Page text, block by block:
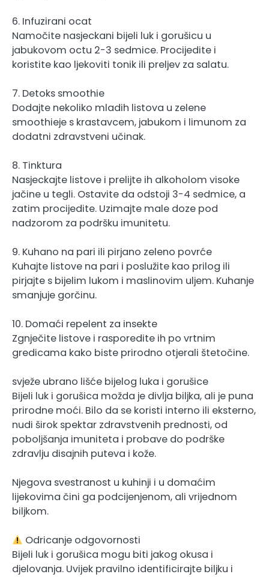
6. Infuzirani ocat
Namočite nasjeckani bijeli luk i gorušicu u
jabukovom octu 2-3 sedmice. Procijedite i
koristite kao ljekoviti tonik ili preljev za salatu.
7. Detoks smoothie
Dodajte nekoliko mladih listova u zelene
smoothieje s krastavcem, jabukom i limunom za
dodatni zdravstveni učinak.
8. Tinktura
Nasjeckajte listove i prelijte ih alkoholom visoke
jačine u tegli. Ostavite da odstoji 3-4 sedmice, a
zatim procijedite. Uzimajte male doze pod
nadzorom za podršku imunitetu.
9. Kuhano na pari ili pirjano zeleno povrće
Kuhajte listove na pari i poslužite kao prilog ili
pirjajte s bijelim lukom i maslinovim uljem. Kuhanje
smanjuje gorčinu.
10. Domaći repelent za insekte
Zgnječite listove i rasporedite ih po vrtnim
gredicama kako biste prirodno otjerali štetočine.
svježe ubrano lišće bijelog luka i gorušice
Bijeli luk i gorušica možda je divlja biljka, ali je puna
prirodne moći. Bilo da se koristi interno ili eksterno,
nudi širok spektar zdravstvenih prednosti, od
poboljšanja imuniteta i probave do podrške
zdravlju disajnih puteva i kože.
Njegova svestranost u kuhinji i u domaćim
lijekovima čini ga podcijenjenom, ali vrijednom
biljkom.
Odricanje odgovornosti
Bijeli luk i gorušica mogu biti jakog okusa i
djelovanja. Uvijek pravilno identificirajte biljku i